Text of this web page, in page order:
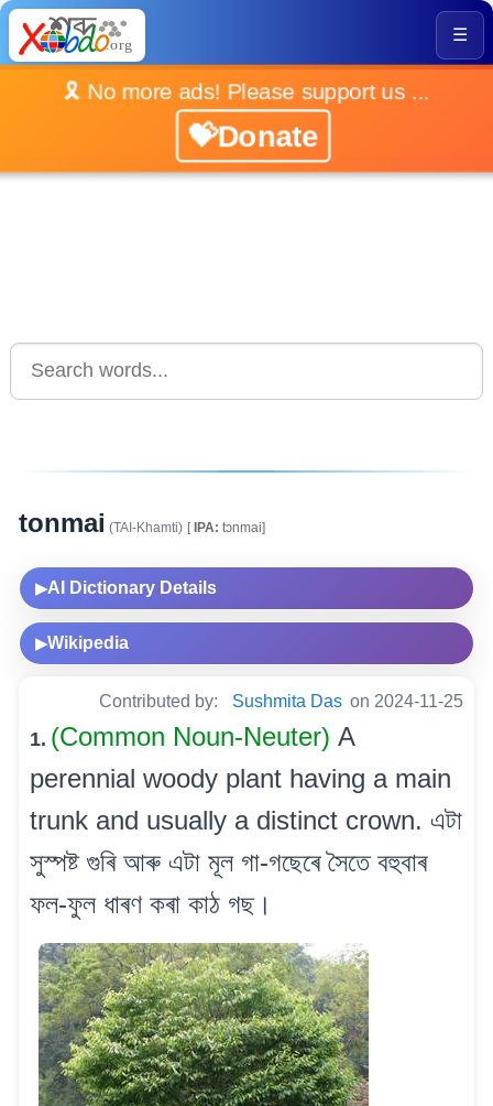
☰
🎗️ No more ads! Please support us ...
💝Donate
tonmai (TAI-Khamti) [IPA: tɔnmai]
▶AI Dictionary Details
▶Wikipedia
Contributed by: Sushmita Das on 2024-11-25
1. (Common Noun-Neuter) A
perennial woody plant having a main
trunk and usually a distinct crown. এটা
সুস্পষ্ট গুৰি আৰু এটা মূল গা-গছেৰে সৈতে বহুবাৰ
ফল-ফুল ধাৰণ কৰা কাঠ গছ।